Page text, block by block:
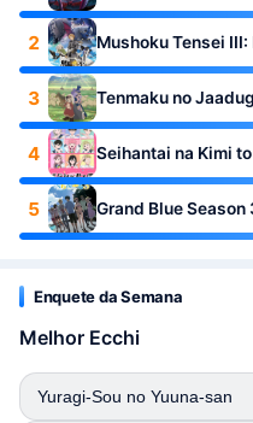
2 Mushoku Tensei
3 Tenmaku no
4 Seihantai na Kimi
5 Grand Blue Season
Enquete da Semana
Melhor Ecchi
Yuragi-Sou no Yuuna-san